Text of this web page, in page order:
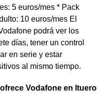
5 euros/mes * Pack
10 euros/mes El
podrá ver los
días, tener un control
en serie y estar
al mismo tiempo.
Vodafone en Ituero